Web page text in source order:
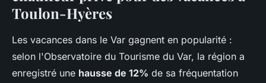
Toulon-Hyères
Victoria•19 février 2026• 7 min de lecture
Toulon-Hyères
Les vacances dans le Var gagnent en popularité :
selon l'Observatoire du Tourisme du Var, la région a
enregistré une hausse de 12% de sa fréquentation